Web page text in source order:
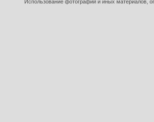
Использование фотографий и иных материалов,